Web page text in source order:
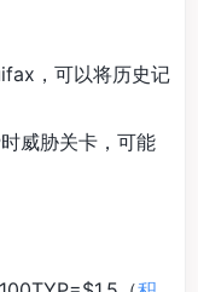
，可以将历史记
威胁关卡，可能